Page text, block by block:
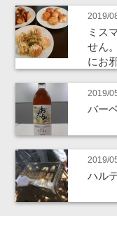
2019/
ミス
せん
にお
2019/
バー
2019/
ハル